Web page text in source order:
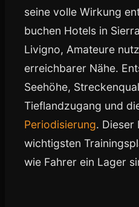
seine volle Wirkung
buchen Hotels in
Livigno, Amateure
erreichbarer Nähe.
Seehöhe,
Tieflandzugang und
Periodisierung. Dieser
wichtigsten
wie Fahrer ein Lager